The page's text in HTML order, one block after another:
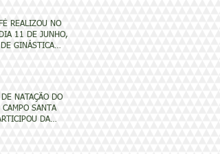
REALIZOU NO
11 DE JUNHO, O
GINÁSTICA
NATAÇÃO DO
CAMPO SANTA
DA